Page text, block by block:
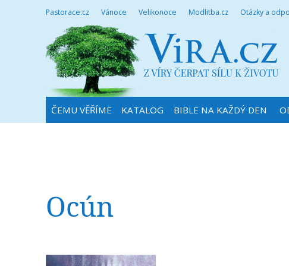
Pastorace.cz Vánoce Velikonoce Modlitba.cz Otázky a
ČEMU VĚŘÍME KATALOG BIBLE NA KAŽDÝ DEN
Ocún